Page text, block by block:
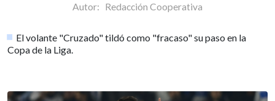
Autor: Redacción Cooperativa
El volante "Cruzado" tildó como "fracaso" su paso en la
Copa de la Liga.